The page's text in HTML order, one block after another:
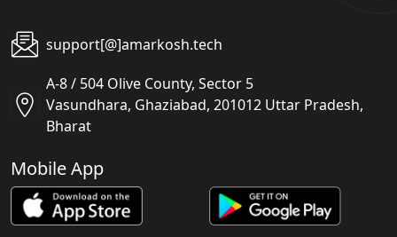
support[@]amarkosh.tech
A-8 / 504 Olive County, Sector 5
Vasundhara, Ghaziabad, 201012 Uttar Pradesh,
Bharat
Mobile App